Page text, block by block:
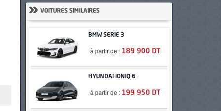
» VOITURES SIMILAIRES
BMW SERIE 3
à partir de : 189 900 DT
HYUNDAI IONIQ 6
à partir de : 199 950 DT